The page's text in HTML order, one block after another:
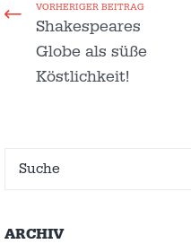
VORHERIGER BEITRAG
Shakespeares
Globe als süße
Köstlichkeit!
ARCHIV